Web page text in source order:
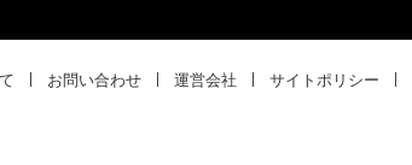
お問い合わせ 運営会社 サイトポリシー